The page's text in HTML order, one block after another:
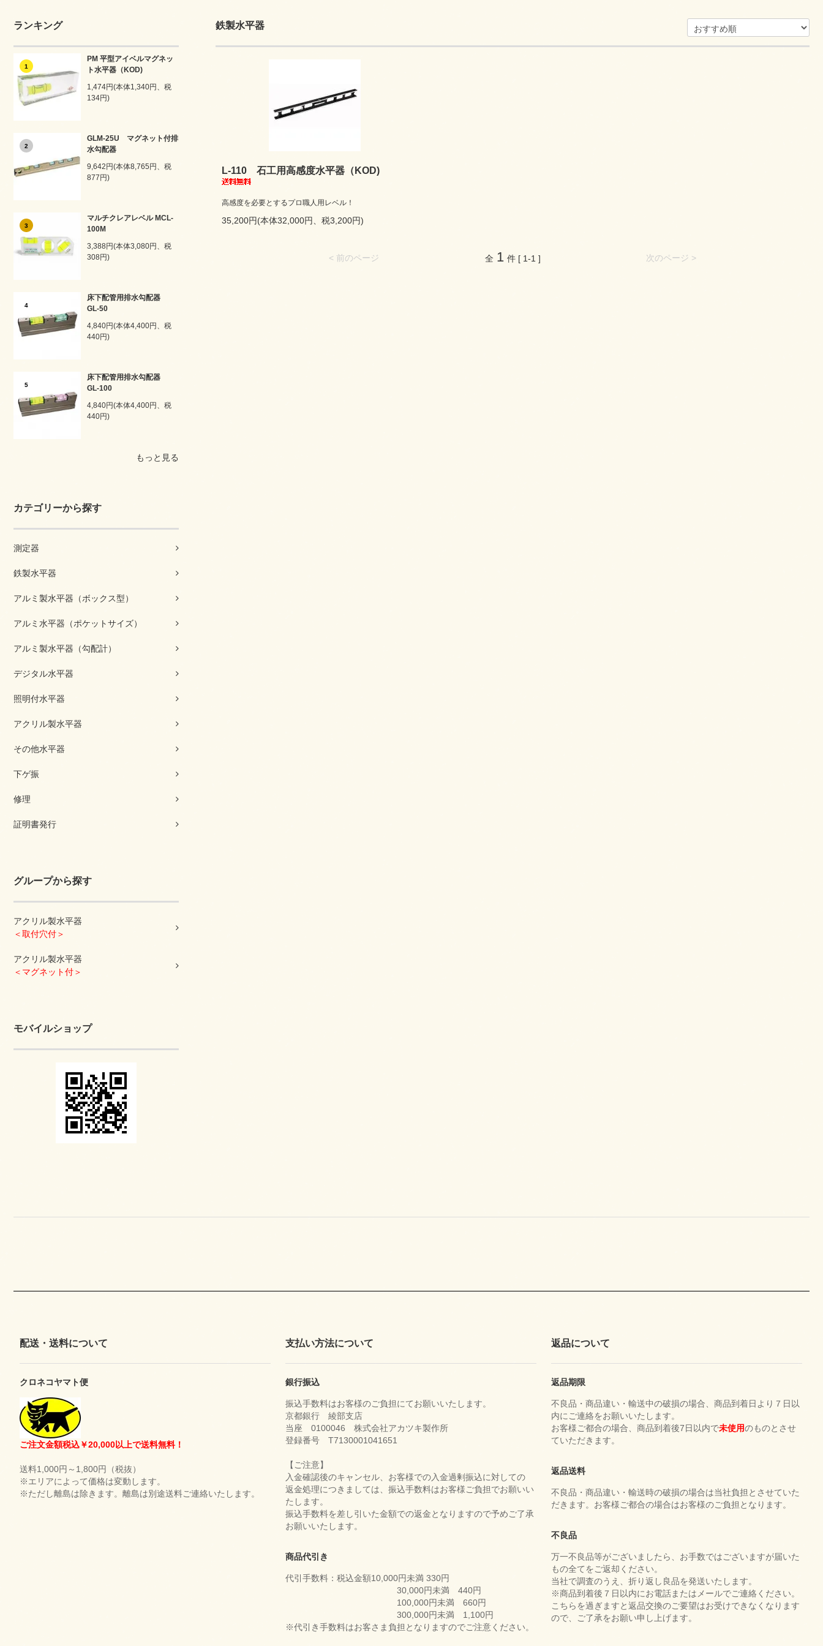
ランキング
1
PM 平型アイベルマグネッ
ト水平器（KOD)
1,474円(本体1,340円、税
134円)
2
GLM-25U マグネット付排
水勾配器
9,642円(本体8,765円、税
877円)
3
マルチクレアレベル MCL-
100M
3,388円(本体3,080円、税
308円)
4
床下配管用排水勾配器
GL-50
4,840円(本体4,400円、税
440円)
5
床下配管用排水勾配器
GL-100
4,840円(本体4,400円、税
440円)
もっと見る
カテゴリーから探す
測定器
鉄製水平器
アルミ製水平器（ボックス型）
アルミ水平器（ポケットサイズ）
アルミ製水平器（勾配計）
デジタル水平器
照明付水平器
アクリル製水平器
その他水平器
下ゲ振
修理
証明書発行
グループから探す
アクリル製水平器
＜取付穴付＞
アクリル製水平器
＜マグネット付＞
モバイルショップ
鉄製水平器
L-110 石工用高感度水平器（KOD)
高感度を必要とするプロ職人用レベル！
35,200円(本体32,000円、税3,200円)
< 前のページ 次のページ >
全 1 件 [ 1-1 ]
配送・送料について
クロネコヤマト便
ご注文金額税込￥20,000以上で送料無料！
送料1,000円～1,800円（税抜）
※エリアによって価格は変動します。
※ただし離島は除きます。離島は別途送料ご連絡いたします。
支払い方法について
銀行振込
振込手数料はお客様のご負担にてお願いいたします。
京都銀行 綾部支店
当座 0100046 株式会社アカツキ製作所
登録番号 T7130001041651
【ご注意】
入金確認後のキャンセル、お客様での入金過剰振込に対しての
返金処理につきましては、振込手数料はお客様ご負担でお願いい
たします。
振込手数料を差し引いた金額での返金となりますので予めご了承
お願いいたします。
商品代引き
代引手数料：税込金額10,000円未満 330円
30,000円未満 440円
100,000円未満 660円
300,000円未満 1,100円
※代引き手数料はお客さま負担となりますのでご注意ください。
返品について
返品期限
不良品・商品違い・輸送中の破損の場合、商品到着日より７日以
内にご連絡をお願いいたします。
お客様ご都合の場合、商品到着後7日以内で未使用のものとさせ
ていただきます。
返品送料
不良品・商品違い・輸送時の破損の場合は当社負担とさせていた
だきます。お客様ご都合の場合はお客様のご負担となります。
不良品
万一不良品等がございましたら、お手数ではございますが届いた
もの全てをご返却ください。
当社で調査のうえ、折り返し良品を発送いたします。
※商品到着後７日以内にお電話またはメールでご連絡ください。
こちらを過ぎますと返品交換のご要望はお受けできなくなります
ので、ご了承をお願い申し上げます。